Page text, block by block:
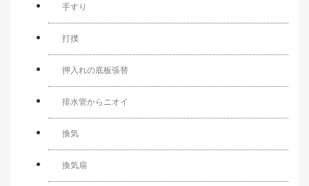
手すり
打撲
押入れの底板張替
排水管からニオイ
換気
換気扇